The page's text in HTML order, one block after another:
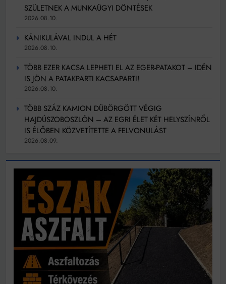
SZÜLETNEK A MUNKAÜGYI DÖNTÉSEK
2026.08.10.
KÁNIKULÁVAL INDUL A HÉT
2026.08.10.
TÖBB EZER KACSA LEPHETI EL AZ EGER-PATAKOT – IDÉN
IS JÖN A PATAKPARTI KACSAPARTI!
2026.08.10.
TÖBB SZÁZ KAMION DÜBÖRGÖTT VÉGIG
HAJDÚSZOBOSZLÓN – AZ EGRI ÉLET KÉT HELYSZÍNRŐL
IS ÉLŐBEN KÖZVETÍTETTE A FELVONULÁST
2026.08.09.